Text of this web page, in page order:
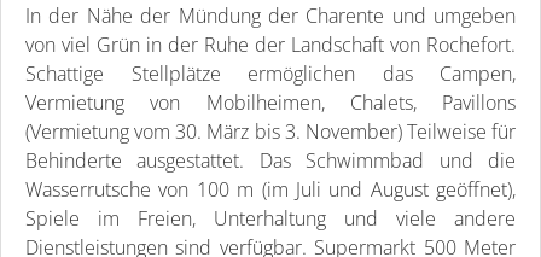
In der Nähe der Mündung der Charente und umgeben
von viel Grün in der Ruhe der Landschaft von Rochefort.
Schattige Stellplätze ermöglichen das Campen,
Vermietung von Mobilheimen, Chalets, Pavillons
(Vermietung vom 30. März bis 3. November) Teilweise für
Behinderte ausgestattet. Das Schwimmbad und die
Wasserrutsche von 100 m (im Juli und August geöffnet),
Spiele im Freien, Unterhaltung und viele andere
Dienstleistungen sind verfügbar. Supermarkt 500 Meter